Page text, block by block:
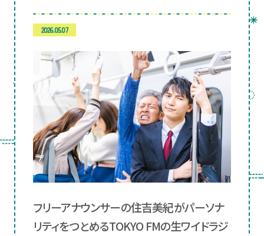
2026.05.07
フリーアナウンサーの住吉美紀がパーソナ
リティをつとめるTOKYO FMの生ワイドラジ